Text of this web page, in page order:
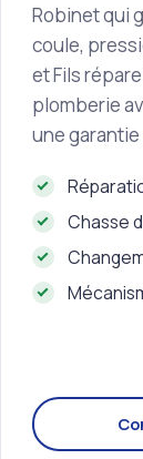
Robinet qui
coule,
et Fils
plomberie
une
Chasse